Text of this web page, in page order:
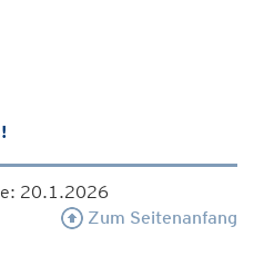
20.1.2026
Zum Seitenanfang